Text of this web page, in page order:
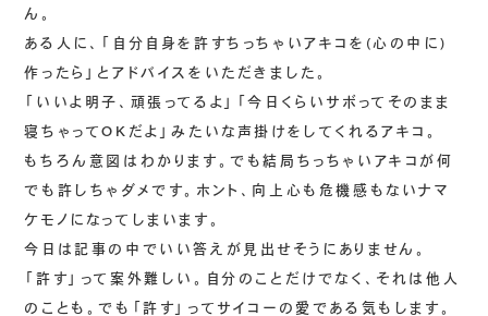
ん。
ある人に、「自分自身を許すちっちゃいアキコを(心の中に)
作ったら」とアドバイスをいただきました。
「いいよ明子、頑張ってるよ」「今日くらいサボってそのまま
寝ちゃってOKだよ」みたいな声掛けをしてくれるアキコ。
もちろん意図はわかります。でも結局ちっちゃいアキコが何
でも許しちゃダメです。ホント、向上心も危機感もないナマ
ケモノになってしまいます。
今日は記事の中でいい答えが見出せそうにありません。
「許す」って案外難しい。自分のことだけでなく、それは他人
のことも。でも「許す」ってサイコーの愛である気もします。